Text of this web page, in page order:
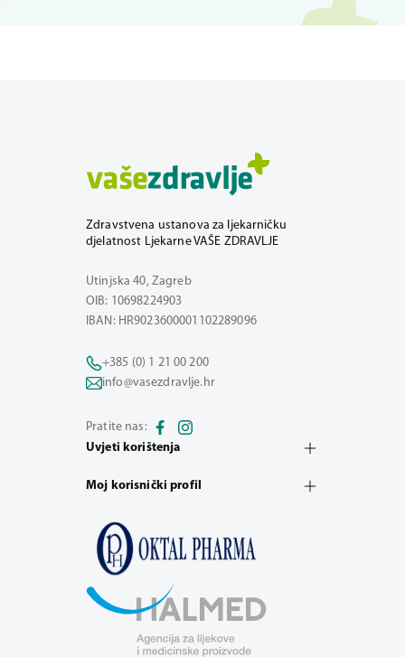
Zdravstvena ustanova za ljekarničku
djelatnost Ljekarne VAŠE ZDRAVLJE
Utinjska 40, Zagreb
OIB: 10698224903
IBAN: HR9023600001102289096
+385 (0) 1 21 00 200
info@vasezdravlje.hr
Pratite nas:
Uvjeti korištenja
Moj korisnički profil